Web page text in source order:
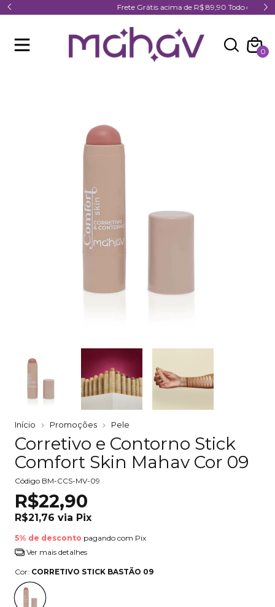
Frete Grátis acima de R$ 89,90 Todo o Brasil
0
Início Promoções Pele
Corretivo e Contorno Stick
Comfort Skin Mahav Cor 09
Código BM-CCS-MV-09
R$22,90
R$21,76 via Pix
5% de desconto pagando com Pix
Ver mais detalhes
Cor: CORRETIVO STICK BASTÃO 09